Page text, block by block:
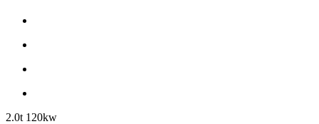
2.0t 120kw